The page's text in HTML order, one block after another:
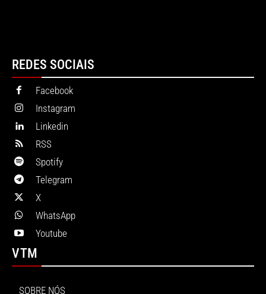
REDES SOCIAIS
Facebook
Instagram
Linkedin
RSS
Spotify
Telegram
X
WhatsApp
Youtube
VTM
SOBRE NÓS